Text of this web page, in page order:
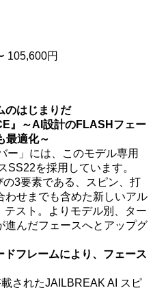
105,600円
のはじまりだ
』～AI設計のFLASHフェー
最適化～
ー」には、このモデル専用
SS22を採用しています。
3要素である、スピン、打
わせまでも含めた新しいアル
スト。よりモデル別、ター
進んだフェースへとアップグ
フレームにより、フェース
されたJAILBREAK AI スピ